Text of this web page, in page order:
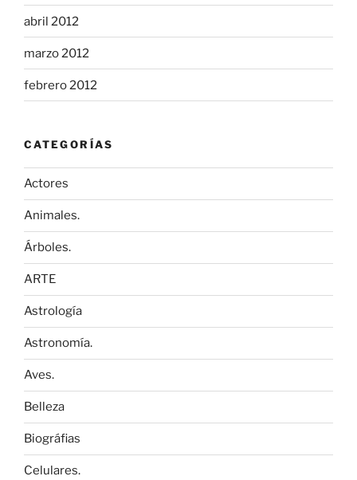
abril 2012
marzo 2012
febrero 2012
CATEGORÍAS
Actores
Animales.
Árboles.
ARTE
Astrología
Astronomía.
Aves.
Belleza
Biográfias
Celulares.